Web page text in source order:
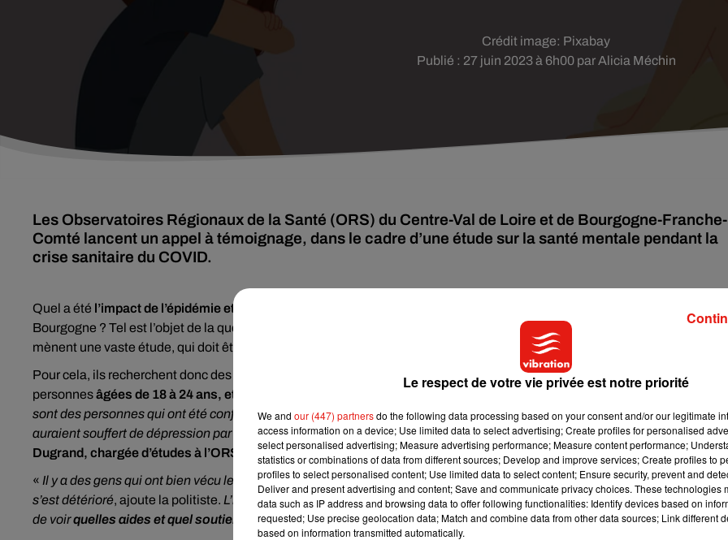
Publié : 27 juin 2023 à 6h00 par Alicia Méchin
Crédit image: Pixabay
Les Observatoires Régionaux de la Santé (ORS) du Centre-Val de Loire et de Bourgogne-Franche-
Comté lancent un appel à témoignage, dans le cadre d’une étude sur la santé mentale pendant la
crise sanitaire du COVID.
Quel a été l’impact de l’épidémie et des confinements
Bourgogne ? Tel est l’objet de la question posée par l’Observatoire régional de la Santé de ces deux régions. Ces derniers
mènent une vaste étude, qui doit être publiée dans le courant du premier semestre 2024.
Pour cela, ils recherchent donc des témoignages d’habitants qui ont mal vécu la crise sanitaire. Sont recherchées des
personnesâgées de 18 à 24 ans, et de 50 à 64 ans , qui vivaient dans ces deux régions de mars 2020 jusqu’à fin 2021
sont des personnes qui ont été confrontées, dans le contexte épidémique, à des situations de souffrances psychiques, qui
auraient souffert de dépression par exemple, ou bien d’anxiété généralisée ou de pensées suicidaires», préciseCamille
Dugrand, chargée d’études à l’ORS Centre-Val de Loire.
« Il y a des gens qui ont bien vécu le premier confinement. Et c’est la succession des confinements qui a fait que leur état
s’est détérioré, ajoute la politiste. L’idée c’est à la fois de comprendre le contexte d’émergence des troubles, mais c’est
de voirquelles aides et quel soutien les personnes ont pu aller rechercher dans ce contexte-là».
Le respect de votre vie privée est notre priorité
We and our (447) partnersdo the following data processing based on your consent and/or our legitimate
access information on a device; Use limited data to select advertising; Create profiles for personalised
select personalised advertising; Measure advertising performance; Measure content performance;
statistics or combinations of data from different sources; Develop and improve services; Create profiles to
profiles to select personalised content; Use limited data to select content; Ensure security, prevent and
Deliver and present advertising and content; Save and communicate privacy choices. These technologies
data such as IP address and browsing data to offer following functionalities: Identify devices based on
requested; Use precise geolocation data; Match and combine data from other data sources; Link different
based on information transmitted automatically.